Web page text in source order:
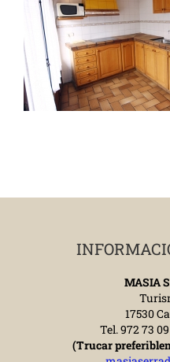
MASIA
17530
Tel. 972 73
(Trucar